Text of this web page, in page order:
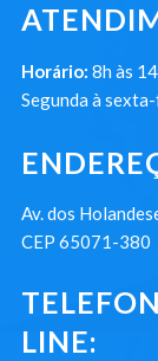
Horário: 8h às
Segunda à
Av. dos
CEP 65071-380
LINE: